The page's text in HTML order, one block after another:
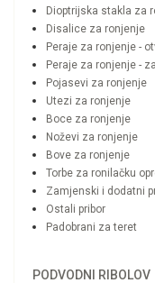
Dioptrijska stakla za
Disalice za ronjenje
Peraje za ronjenje -
Peraje za ronjenje -
Pojasevi za ronjenje
Utezi za ronjenje
Boce za ronjenje
Noževi za ronjenje
Bove za ronjenje
Torbe za ronilačku
Zamjenski i dodatni
Ostali pribor
Padobrani za teret
PODVODNI RIBOLOV